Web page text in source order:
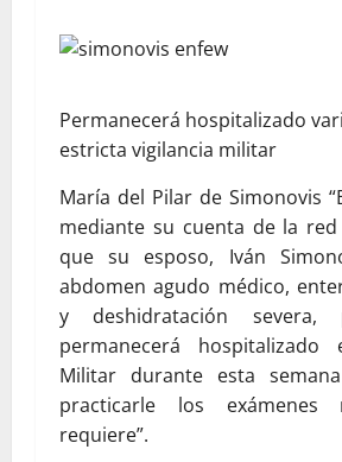
Permanecerá hospitalizado
estricta vigilancia militar
María del Pilar de Simonovis
mediante su cuenta de la
que su esposo, Iván
abdomen agudo médico,
y deshidratación
permanecerá
Militar durante esta
practicarle los exámenes
requiere”.